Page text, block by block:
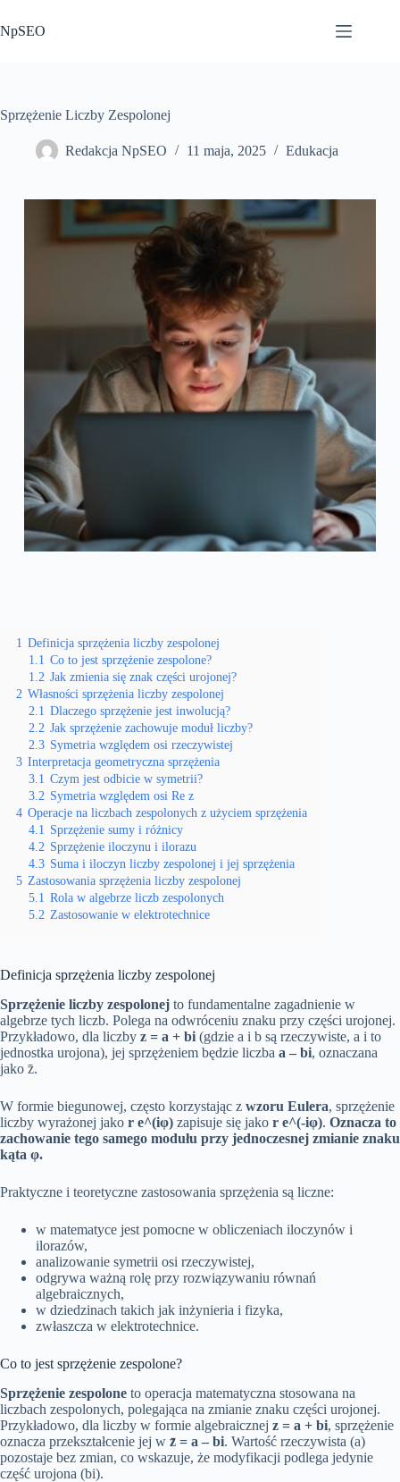
do
treści
NpSEO
Sprzężenie Liczby Zespolonej
Redakcja NpSEO 11 maja, 2025 Edukacja
1 Definicja sprzężenia liczby zespolonej
1.1 Co to jest sprzężenie zespolone?
1.2 Jak zmienia się znak części urojonej?
2 Własności sprzężenia liczby zespolonej
2.1 Dlaczego sprzężenie jest inwolucją?
2.2 Jak sprzężenie zachowuje moduł liczby?
2.3 Symetria względem osi rzeczywistej
3 Interpretacja geometryczna sprzężenia
3.1 Czym jest odbicie w symetrii?
3.2 Symetria względem osi Re z
4 Operacje na liczbach zespolonych z użyciem sprzężenia
4.1 Sprzężenie sumy i różnicy
4.2 Sprzężenie iloczynu i ilorazu
4.3 Suma i iloczyn liczby zespolonej i jej sprzężenia
5 Zastosowania sprzężenia liczby zespolonej
5.1 Rola w algebrze liczb zespolonych
5.2 Zastosowanie w elektrotechnice
Definicja sprzężenia liczby zespolonej
Sprzężenie liczby zespolonej to fundamentalne zagadnienie w
algebrze tych liczb. Polega na odwróceniu znaku przy części urojonej.
Przykładowo, dla liczby z = a + bi (gdzie a i b są rzeczywiste, a i to
jednostka urojona), jej sprzężeniem będzie liczba a – bi, oznaczana
jako z̄.
W formie biegunowej, często korzystając z wzoru Eulera, sprzężenie
liczby wyrażonej jako r e^(iφ) zapisuje się jako r e^(-iφ). Oznacza to
zachowanie tego samego modułu przy jednoczesnej zmianie znaku
kąta φ.
Praktyczne i teoretyczne zastosowania sprzężenia są liczne:
w matematyce jest pomocne w obliczeniach iloczynów i
ilorazów,
analizowanie symetrii osi rzeczywistej,
odgrywa ważną rolę przy rozwiązywaniu równań
algebraicznych,
w dziedzinach takich jak inżynieria i fizyka,
zwłaszcza w elektrotechnice.
Co to jest sprzężenie zespolone?
Sprzężenie zespolone to operacja matematyczna stosowana na
liczbach zespolonych, polegająca na zmianie znaku części urojonej.
Przykładowo, dla liczby w formie algebraicznej z = a + bi, sprzężenie
oznacza przekształcenie jej w z̄ = a – bi. Wartość rzeczywista (a)
pozostaje bez zmian, co wskazuje, że modyfikacji podlega jedynie
część urojona (bi).